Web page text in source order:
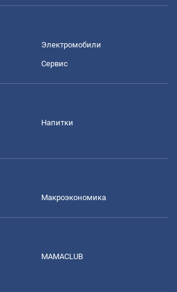
Электромобили
Сервис
Напитки
Mакроэкономика
MAMACLUB